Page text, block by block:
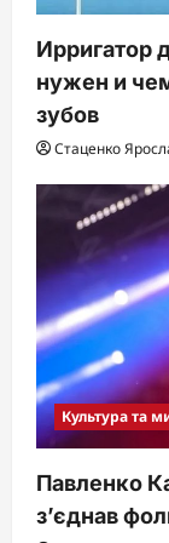
Ирригатор
нужен и
зубов
Стаценко
Культура та
Павленко
з’єднав